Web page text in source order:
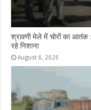
श्रावणी मेले में चोरों का आतंक
रहे निशाना
August 6, 2026